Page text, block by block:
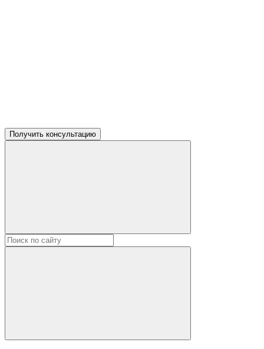
Получить консультацию